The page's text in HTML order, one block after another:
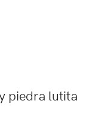
piedra lutita